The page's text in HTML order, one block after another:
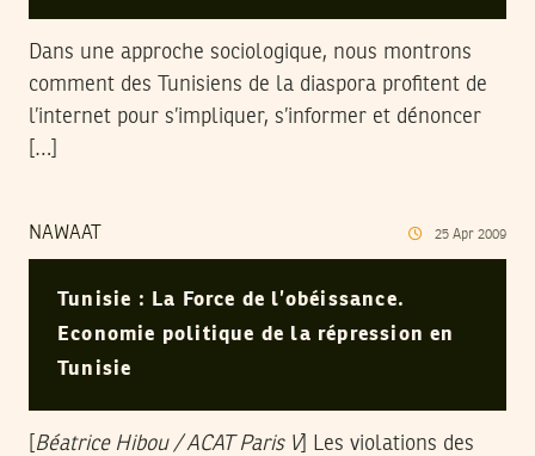
Dans une approche sociologique, nous montrons
comment des Tunisiens de la diaspora profitent de
l’internet pour s’impliquer, s’informer et dénoncer
[…]
NAWAAT 25 Apr 2009
Tunisie : La Force de l’obéissance.
Economie politique de la répression en
Tunisie
Béatrice Hibou / ACAT Paris V] Les violations des